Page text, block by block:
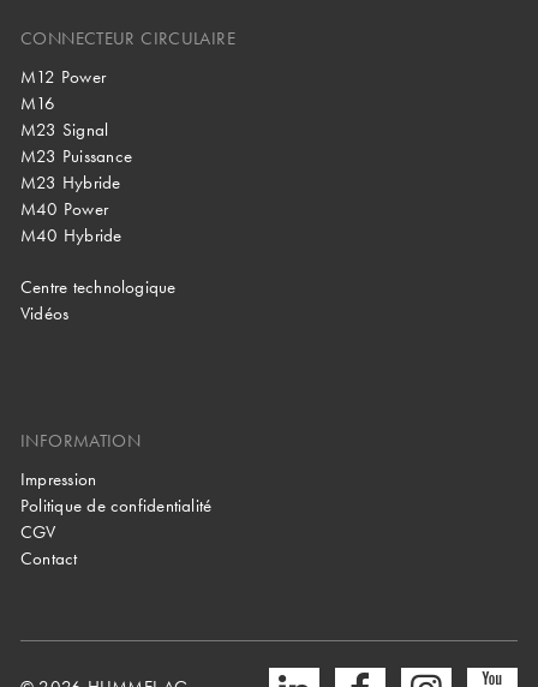
CONNECTEUR CIRCULAIRE
M12 Power
M16
M23 Signal
M23 Puissance
M23 Hybride
M40 Power
M40 Hybride
Centre technologique
Vidéos
INFORMATION
Impression
Politique de confidentialité
CGV
Contact